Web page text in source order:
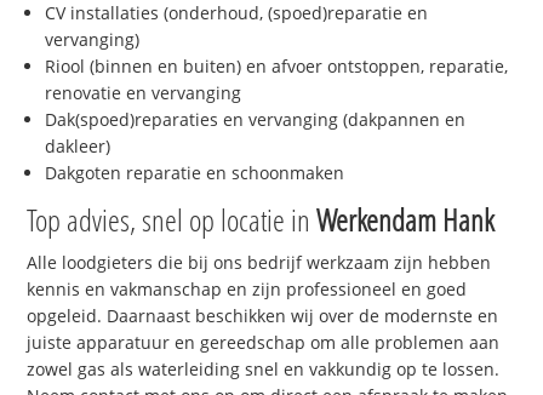
CV installaties (onderhoud, (spoed)reparatie en
vervanging)
Riool (binnen en buiten) en afvoer ontstoppen, reparatie,
renovatie en vervanging
Dak(spoed)reparaties en vervanging (dakpannen en
dakleer)
Dakgoten reparatie en schoonmaken
Top advies, snel op locatie inWerkendam Hank
Alle loodgieters die bij ons bedrijf werkzaam zijn hebben
kennis en vakmanschap en zijn professioneel en goed
opgeleid. Daarnaast beschikken wij over de modernste en
juiste apparatuur en gereedschap om alle problemen aan
zowel gas als waterleiding snel en vakkundig op te lossen.